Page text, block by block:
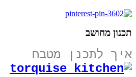
תכנון מחושב
איך לתכנן מטבח